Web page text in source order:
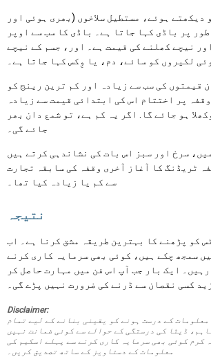
دیکھتے ہوئے، مستطیل سلاخوں (بھری ہوئی اور
پر باڈی کہا جاتا ہے۔ باڈی کا سب سے اوپر
نیچے کھلنے کی قیمت ہے۔ اور، جسم کے نیچے
لکیروں کو سائے، دم، یا وِکس کہا جاتا ہے۔
قیمتوں کی سب سے زیادہ اور کم ترین رینج کو
پر اختتام اس کی ابتدائی قیمت سے زیادہ
ہو جائے گا. اگر یہ کم ہے، تو شمع دان بھر
جائے گی۔
سرخ اور سبز اس بات کی نشاندہی کرتے ہیں
ٹریڈنگ کا آغاز آخری وقفہ کی سابقہ تجارت
سے کم یا زیادہ کیا تھا۔
نتیجہ
کو پڑھنے کا بہترین طریقہ مشق کرنا ہے۔ اب
سمجھ چکے ہیں، کوئی بھی سرمایہ کاری کرنے
ایک بار جب آپ اس فن میں مہارت حاصل کر
کسی نقصان سے ڈرنے کی ضرورت نہیں پڑے گی۔
Disclaimer:
کے درست ہونے کو یقینی بنانے کے لیے تمام
ڈیٹا کی درستگی کے حوالے سے کوئی ضمانت نہیں
کرم کوئی بھی سرمایہ کاری کرنے سے پہلے اسکیم کی
معلومات کے دستاویز کے ساتھ تصدیق کریں۔